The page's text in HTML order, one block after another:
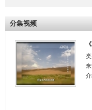
分集视频
类
来
介